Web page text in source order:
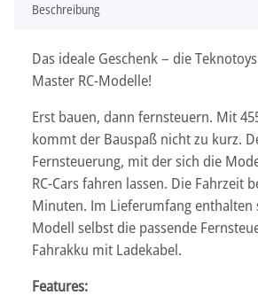
Beschreibung
Das ideale Geschenk – die
Master RC-Modelle!
Erst bauen, dann fernsteuern. Mit
kommt der Bauspaß nicht zu kurz.
Fernsteuerung, mit der sich die
RC-Cars fahren lassen. Die Fahrzeit
Minuten. Im Lieferumfang enthalten
Modell selbst die passende
Fahrakku mit Ladekabel.
Features: